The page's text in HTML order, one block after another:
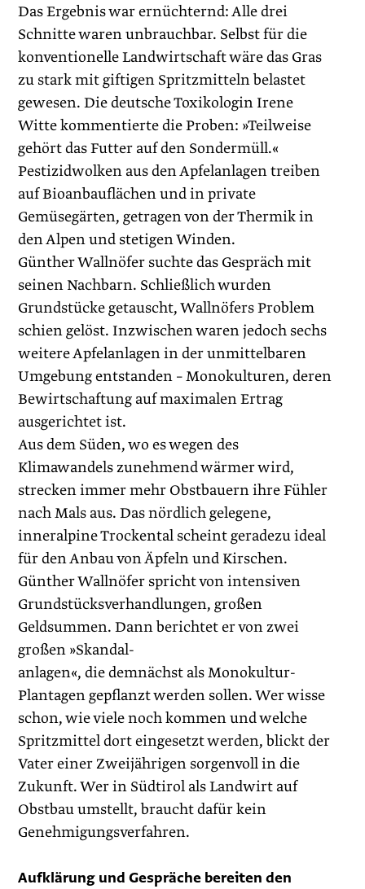
Das Ergebnis war ernüchternd: Alle drei
Schnitte waren unbrauchbar. Selbst für die
konventionelle Landwirtschaft wäre das Gras
zu stark mit giftigen Spritzmitteln belastet
gewesen. Die deutsche Toxikologin Irene
Witte kommentierte die Proben: »Teilweise
gehört das Futter auf den Sondermüll.«
Pestizidwolken aus den Apfelanlagen treiben
auf Bioanbauflächen und in private
Gemüsegärten, getragen von der Thermik in
den Alpen und stetigen Winden.
Günther Wallnöfer suchte das Gespräch mit
seinen Nachbarn. Schließlich wurden
Grundstücke getauscht, Wallnöfers Problem
schien gelöst. Inzwischen waren jedoch sechs
weitere Apfelanlagen in der unmittelbaren
Umgebung entstanden – Monokulturen, ­deren
Bewirtschaftung auf maximalen Ertrag
ausgerichtet ist.
Aus dem Süden, wo es wegen des
Klimawandels zunehmend wärmer wird,
strecken immer mehr Obstbauern ihre Fühler
nach Mals aus. Das nördlich gelegene,
inneralpine Trockental scheint geradezu ideal
für den Anbau von Äpfeln und Kirschen.
Günther Wallnöfer spricht von intensiven
Grundstücksverhandlungen, großen
Geldsummen. Dann berichtet er von zwei
großen »Skandal-
anlagen«, die demnächst als Monokultur-
Plantagen gepflanzt werden sollen. Wer wisse
schon, wie viele noch kommen und welche
Spritzmittel dort eingesetzt werden, blickt der
Vater einer Zweijährigen sorgenvoll in die
Zukunft. Wer in Südtirol als Landwirt auf
Obstbau umstellt, braucht dafür kein
Genehmigungsverfahren.
Aufklärung und Gespräche bereiten den